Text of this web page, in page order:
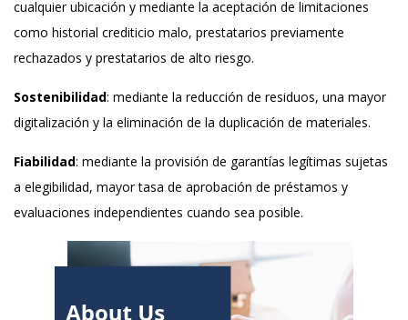
cualquier ubicación y mediante la aceptación de limitaciones
como historial crediticio malo, prestatarios previamente
rechazados y prestatarios de alto riesgo.
Sostenibilidad: mediante la reducción de residuos, una mayor
digitalización y la eliminación de la duplicación de materiales.
Fiabilidad: mediante la provisión de garantías legítimas sujetas
a elegibilidad, mayor tasa de aprobación de préstamos y
evaluaciones independientes cuando sea posible.